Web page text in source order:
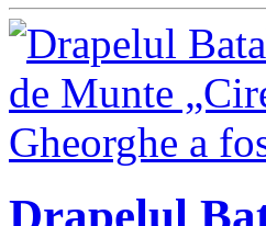
Drapelul